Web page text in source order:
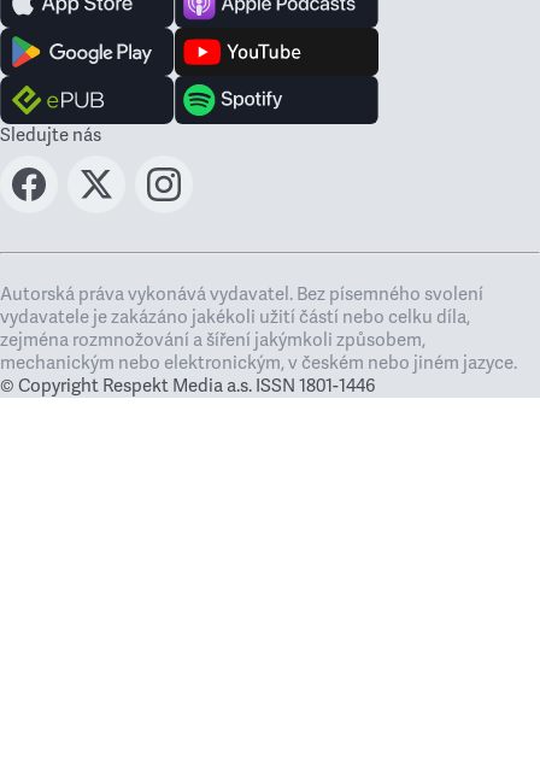
Sledujte nás
Autorská práva vykonává vydavatel. Bez písemného svolení
vydavatele je zakázáno jakékoli užití částí nebo celku díla,
zejména rozmnožování a šíření jakýmkoli způsobem,
mechanickým nebo elektronickým, v českém nebo jiném jazyce.
© Copyright Respekt Media a.s. ISSN 1801-1446